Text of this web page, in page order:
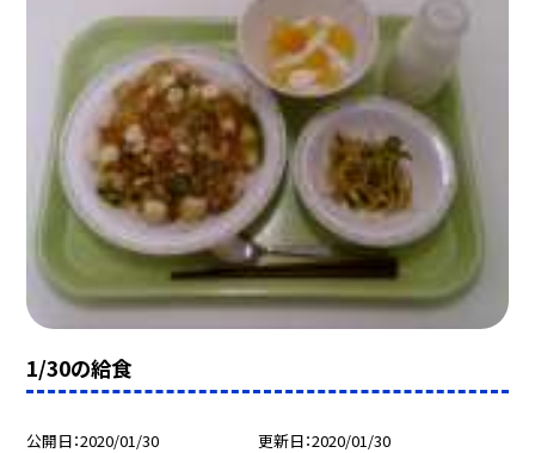
1/30の給食
公開日 2020/01/30 更新日 2020/01/30